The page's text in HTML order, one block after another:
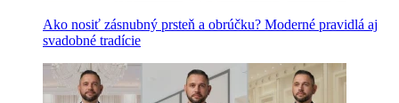
Ako nosiť zásnubný prsteň a obrúčku? Moderné pravidlá aj
svadobné tradície